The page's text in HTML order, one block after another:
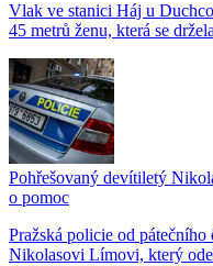
Vlak ve stanici Háj u
45 metrů ženu, která se
Pohřešovaný devítiletý
o pomoc
Pražská policie od
Nikolasovi Límovi, který